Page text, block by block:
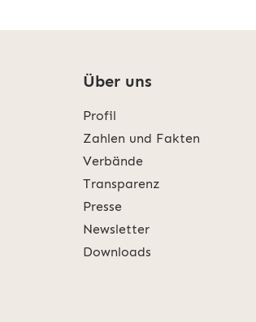
Über uns
Profil
Zahlen und Fakten
Verbände
Transparenz
Presse
Newsletter
Downloads